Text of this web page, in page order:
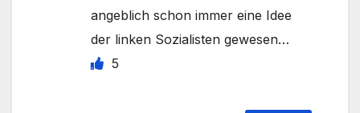
angeblich schon immer eine Idee
der linken Sozialisten gewesen…
5